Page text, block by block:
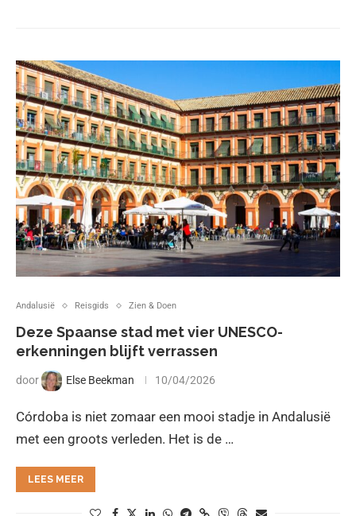
Andalusië Reisgids Zien & Doen
Deze Spaanse stad met vier UNESCO-
erkenningen blijft verrassen
door Else Beekman 10/04/2026
Córdoba is niet zomaar een mooi stadje in Andalusië
met een groots verleden. Het is de …
LEES MEER